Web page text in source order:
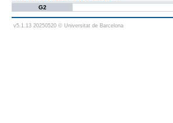
G2
v5.1.13 20250520 © Universitat de Barcelona